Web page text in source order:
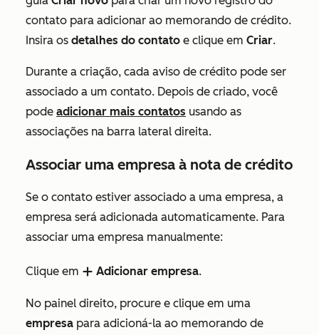
contato para adicionar ao memorando de crédito.
Insira os detalhes do contato e clique em Criar.
Durante a criação, cada aviso de crédito pode ser
associado a um contato. Depois de criado, você
pode adicionar mais contatos usando as
associações na barra lateral direita.
Associar uma empresa à nota de crédito
Se o contato estiver associado a uma empresa, a
empresa será adicionada automaticamente. Para
associar uma empresa manualmente:
Clique em add Adicionar empresa.
No painel direito, procure e clique em uma
empresa para adicioná-la ao memorando de